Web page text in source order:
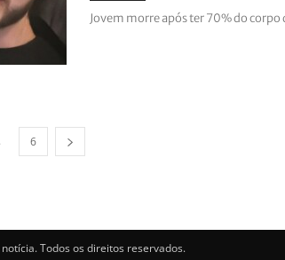
Jovem morre após ter 70% do
6
Todos os direitos reservados.